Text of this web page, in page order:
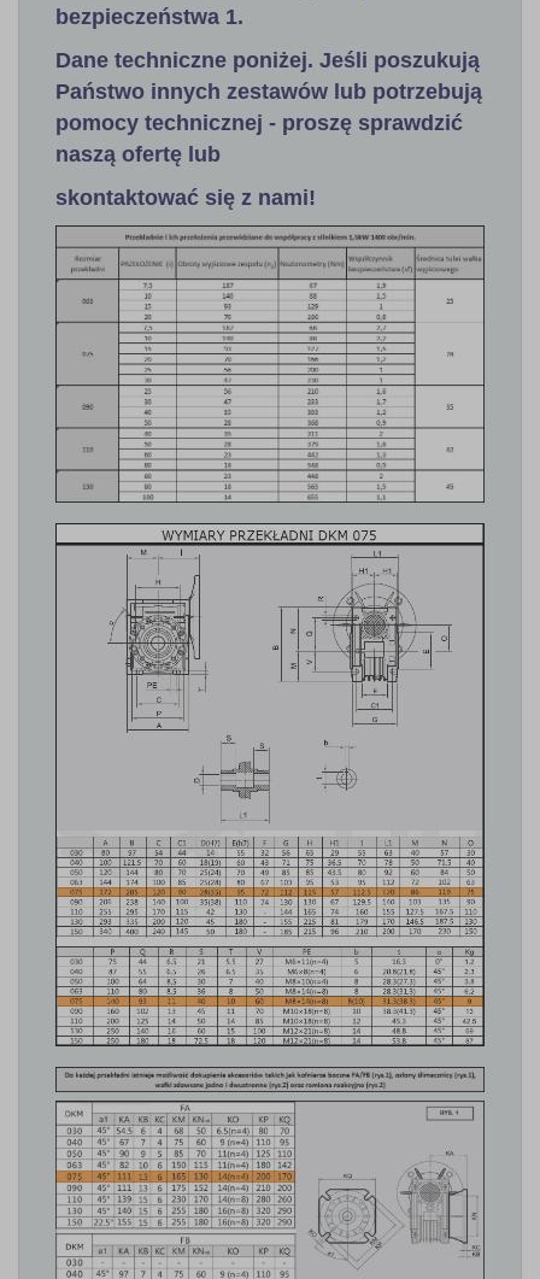
bezpieczeństwa 1.
Dane techniczne poniżej. Jeśli poszukują
Państwo innych zestawów lub potrzebują
pomocy technicznej - proszę sprawdzić
naszą ofertę lub
skontaktować się z nami!